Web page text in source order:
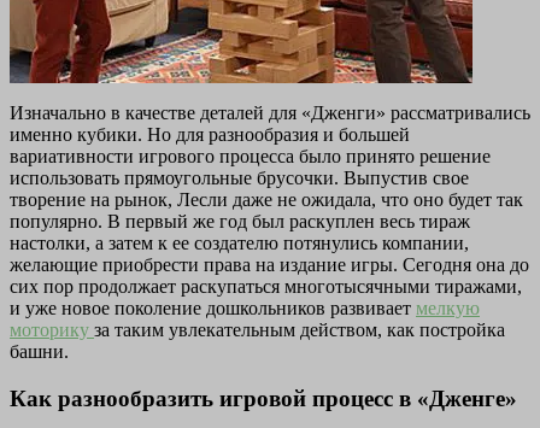
Изначально в качестве деталей для «Дженги» рассматривались
именно кубики. Но для разнообразия и большей
вариативности игрового процесса было принято решение
использовать прямоугольные брусочки. Выпустив свое
творение на рынок, Лесли даже не ожидала, что оно будет так
популярно. В первый же год был раскуплен весь тираж
настолки, а затем к ее создателю потянулись компании,
желающие приобрести права на издание игры. Сегодня она до
сих пор продолжает раскупаться многотысячными тиражами,
и уже новое поколение дошкольников развивает мелкую
моторику за таким увлекательным действом, как постройка
башни.
Как разнообразить игровой процесс в «Дженге»